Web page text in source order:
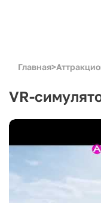
Главная>
VR-